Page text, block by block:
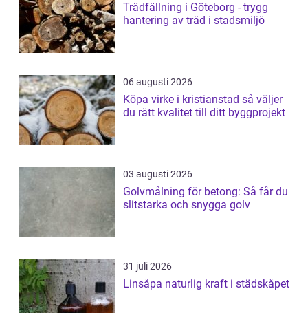
Trädfällning i Göteborg - trygg
hantering av träd i stadsmiljö
06 augusti 2026
Köpa virke i kristianstad så väljer
du rätt kvalitet till ditt byggprojekt
03 augusti 2026
Golvmålning för betong: Så får du
slitstarka och snygga golv
31 juli 2026
Linsåpa naturlig kraft i städskåpet